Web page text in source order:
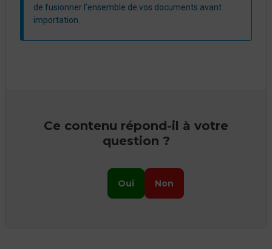
de fusionner l’ensemble de vos documents avant
importation.
Ce contenu répond-il à votre
question ?
Oui Non